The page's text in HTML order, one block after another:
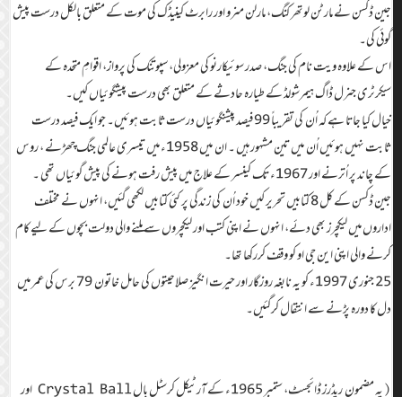
جین ڈکسن نے مارٹن لوتھر کنگ، مارلن منرو اور رابرٹ کینیڈک کی موت کے متعلق بالکل درست پیش
گوئی کی۔
اس کے علاوہ ویت نام کی جنگ، صدر سوئیکارنو کی معزولی، سپوتنک کی پرواز، اقوامِ متحدہ کے
سیکرٹری جنرل ڈاگ ہیمرشولڈ کے طیارہ حادثے کے متعلق بھی درست پیشگوئیاں کیں۔
خیال کیا جاتا ہے کہ اُن کی تقریباً 99 فیصد پیشنگوئیاں درست ثابت ہوئیں۔ جو ایک فیصد درست
ثابت نہیں ہوئیں اُن میں تین مشہور ہیں ۔ ان میں 1958ء میں تیسری عالمی جنگ چھڑنے ، روس
کے چاند پر اُترنے اور 1967ء تک کینسر کے علاج میں پیش رفت ہونے کی پیش گوئیاں تھی ۔
جین ڈکسن کے کل 8 کتابیں تحریر کیں خود اُن کی زندگی پر کئی کتابیں لکھی گئیں، انہوں نے مختلف
اداروں میں لیکچرز بھی دئے، انہوں نے اپنی کتب اور لیکچروں سے ملنے والی دولت بچوں کے لیے کام
کرنے والی اپنی این جی او کو وقف کررکھا تھا۔
25 جنوری 1997ء کو یہ نابغہ روزگار اور حیرت انگیز صلاحیتوں کی حامل خاتون 79 برس کی عمر میں
دل کا دورہ پڑنے سے انتقال کرگئیں۔
(یہ مضمون ریڈرز ڈائجسٹ، ستمبر 1965ء کے آرٹیکل کرسٹل بال Crystal Ball اور